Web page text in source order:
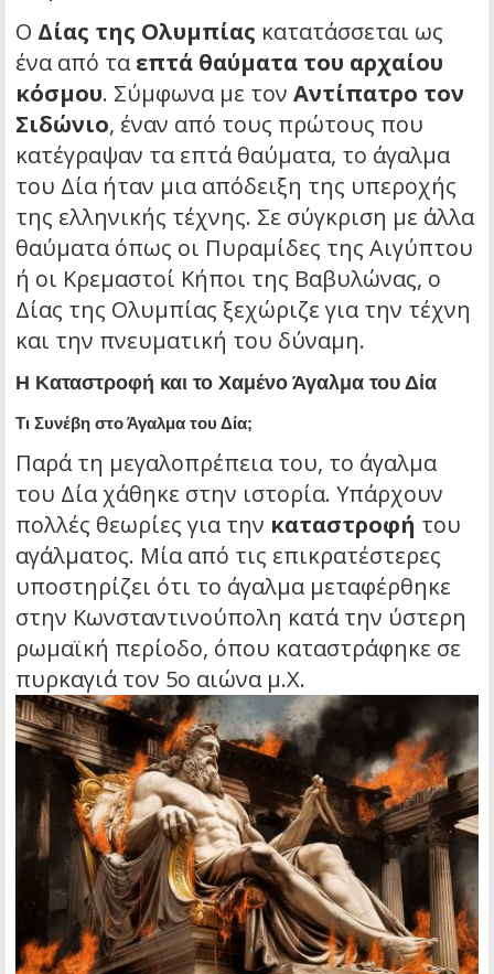
Ο Δίας της Ολυμπίας κατατάσσεται ως
ένα από τα επτά θαύματα του αρχαίου
κόσμου. Σύμφωνα με τον Αντίπατρο τον
Σιδώνιο, έναν από τους πρώτους που
κατέγραψαν τα επτά θαύματα, το άγαλμα
του Δία ήταν μια απόδειξη της υπεροχής
της ελληνικής τέχνης. Σε σύγκριση με άλλα
θαύματα όπως οι Πυραμίδες της Αιγύπτου
ή οι Κρεμαστοί Κήποι της Βαβυλώνας, ο
Δίας της Ολυμπίας ξεχώριζε για την τέχνη
και την πνευματική του δύναμη.
Η Καταστροφή και το Χαμένο Άγαλμα του Δία
Τι Συνέβη στο Άγαλμα του Δία;
Παρά τη μεγαλοπρέπεια του, το άγαλμα
του Δία χάθηκε στην ιστορία. Υπάρχουν
πολλές θεωρίες για την καταστροφή του
αγάλματος. Μία από τις επικρατέστερες
υποστηρίζει ότι το άγαλμα μεταφέρθηκε
στην Κωνσταντινούπολη κατά την ύστερη
ρωμαϊκή περίοδο, όπου καταστράφηκε σε
πυρκαγιά τον 5ο αιώνα μ.Χ.